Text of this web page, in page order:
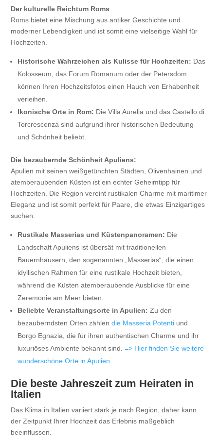
Der kulturelle Reichtum Roms
Roms bietet eine Mischung aus antiker Geschichte und
moderner Lebendigkeit und ist somit eine vielseitige Wahl für
Hochzeiten.
Historische Wahrzeichen als Kulisse für Hochzeiten: Das
Kolosseum, das Forum Romanum oder der Petersdom
können Ihren Hochzeitsfotos einen Hauch von Erhabenheit
verleihen.
Ikonische Orte in Rom: Die Villa Aurelia und das Castello di
Torcrescenza sind aufgrund ihrer historischen Bedeutung
und Schönheit beliebt.
Die bezaubernde Schönheit Apuliens:
Apulien mit seinen weißgetünchten Städten, Olivenhainen und
atemberaubenden Küsten ist ein echter Geheimtipp für
Hochzeiten. Die Region vereint rustikalen Charme mit maritimer
Eleganz und ist somit perfekt für Paare, die etwas Einzigartiges
suchen.
Rustikale Masserias und Küstenpanoramen: Die
Landschaft Apuliens ist übersät mit traditionellen
Bauernhäusern, den sogenannten „Masserias“, die einen
idyllischen Rahmen für eine rustikale Hochzeit bieten,
während die Küsten atemberaubende Ausblicke für eine
Zeremonie am Meer bieten.
Beliebte Veranstaltungsorte in Apulien: Zu den
bezauberndsten Orten zählendie Masseria Potenti und
Borgo Egnazia, die für ihren authentischen Charme und ihr
luxuriöses Ambiente bekannt sind.=> Hier finden Sie weitere
wunderschöne Orte in Apulien.
Die beste Jahreszeit zum Heiraten in
Italien
Das Klima in Italien variiert stark je nach Region, daher kann
der Zeitpunkt Ihrer Hochzeit das Erlebnis maßgeblich
beeinflussen.